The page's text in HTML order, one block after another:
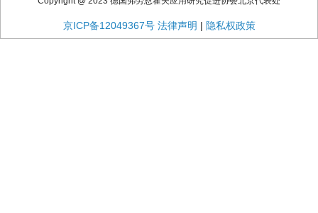
京ICP备12049367号 法律声明 | 隐私权政策